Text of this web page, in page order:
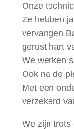
Onze
Ze hebben
vervangen
gerust hart
We werken
Ook na de
Met een
verzekerd
We zijn trots